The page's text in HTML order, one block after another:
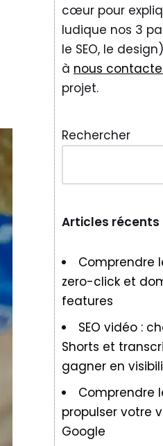
cœur pour
ludique nos 3
le SEO, le
à nous
projet.
Rechercher
Articles récents
Comprendre
zero-click et
features
SEO vidéo :
Shorts et
gagner en
Comprendre
propulser votre
Google